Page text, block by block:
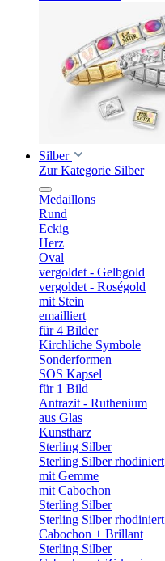
Silber
Zur Kategorie Silber
Medaillons
Rund
Eckig
Herz
Oval
vergoldet - Gelbgold
vergoldet - Roségold
mit Stein
emailliert
für 4 Bilder
Kirchliche Symbole
Sonderformen
SOS Kapsel
für 1 Bild
Antrazit - Ruthenium
aus Glas
Kunstharz
Sterling Silber
Sterling Silber rhodiniert
mit Gemme
mit Cabochon
Sterling Silber
Sterling Silber rhodiniert
Cabochon + Brillant
Sterling Silber